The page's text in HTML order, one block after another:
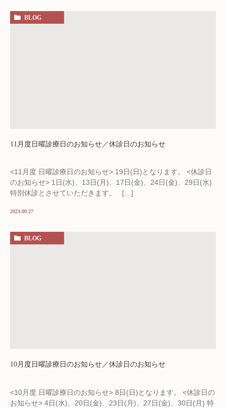
BLOG
11月度日曜診療日のお知らせ／休診日のお知らせ
<11月度 日曜診療日のお知らせ> 19日(日)となります。 <休診日
のお知らせ> 1日(水)、13日(月)、17日(金)、24日(金)、29日(水)
特別休診とさせていただきます。 […]
2023.09.27
BLOG
10月度日曜診療日のお知らせ／休診日のお知らせ
<10月度 日曜診療日のお知らせ> 8日(日)となります。 <休診日の
お知らせ> 4日(水)、20日(金)、23日(月)、27日(金)、30日(月) 特